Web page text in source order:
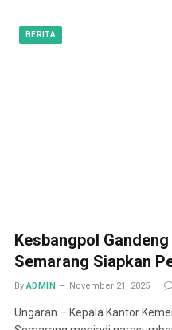
BERITA
Kesbangpol
Semarang Siapkan
By ADMIN November 21, 2025
Ungaran – Kepala Kantor